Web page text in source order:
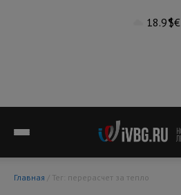
18.9°$€
Главная / Тег: перерасчет за тепло